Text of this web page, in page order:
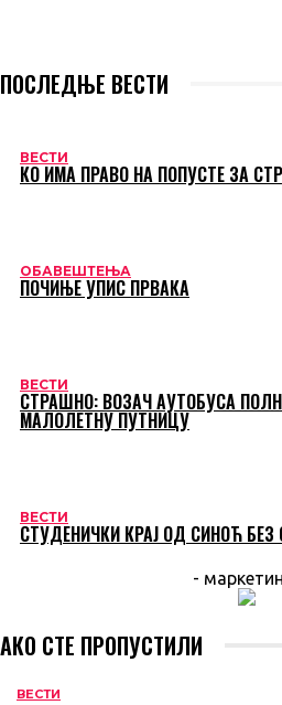
ПОСЛЕДЊЕ ВЕСТИ
ВЕСТИ
КО ИМА ПРАВО НА ПОПУСТЕ ЗА
ОБАВЕШТЕЊА
ПОЧИЊЕ УПИС ПРВАКА
ВЕСТИ
СТРАШНО: ВОЗАЧ АУТОБУСА
МАЛОЛЕТНУ ПУТНИЦУ
ВЕСТИ
СТУДЕНИЧКИ КРАЈ ОД СИНОЋ БЕЗ
-
АКО СТЕ ПРОПУСТИЛИ
ВЕСТИ